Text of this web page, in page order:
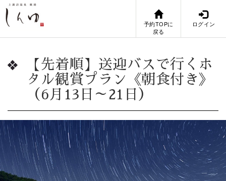
予約TOPに
戻る
ログイン
【先着順】送迎バスで行くホ
タル観賞プラン《朝食付き》
（6月13日～21日）